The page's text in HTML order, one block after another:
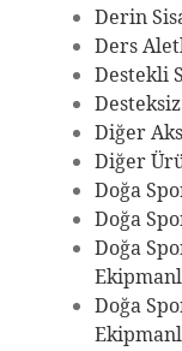
Derin
Ders
Destekli
Diğer
Diğer
Doğa
Doğa
Doğa
Doğa